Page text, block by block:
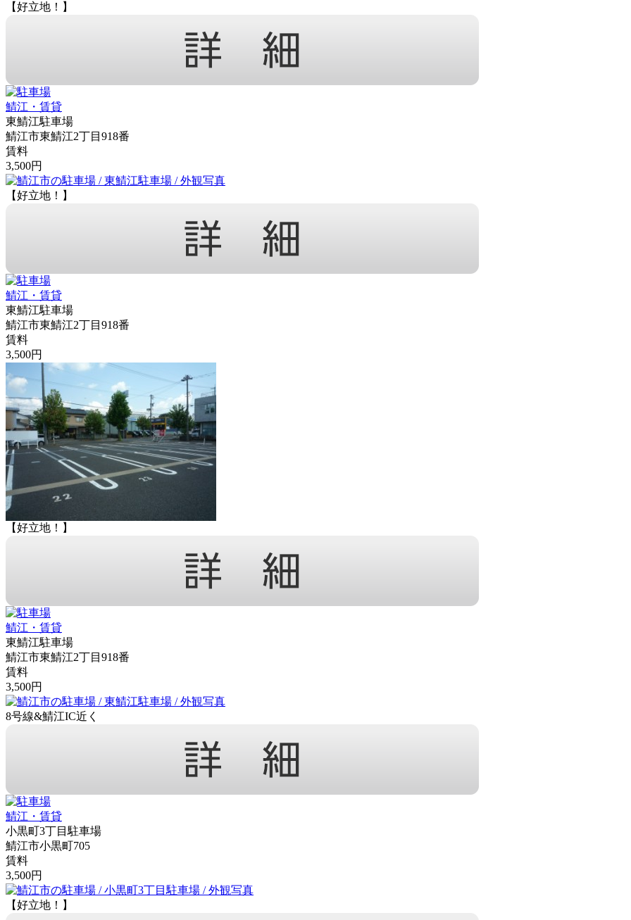
【好立地！】
鯖江・賃貸
東鯖江駐車場
鯖江市東鯖江2丁目918番
賃料
3,500円
【好立地！】
鯖江・賃貸
東鯖江駐車場
鯖江市東鯖江2丁目918番
賃料
3,500円
【好立地！】
鯖江・賃貸
東鯖江駐車場
鯖江市東鯖江2丁目918番
賃料
3,500円
8号線&鯖江IC近く
鯖江・賃貸
小黒町3丁目駐車場
鯖江市小黒町705
賃料
3,500円
【好立地！】